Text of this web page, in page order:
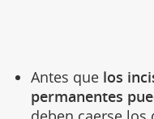
Antes que los
permanentes